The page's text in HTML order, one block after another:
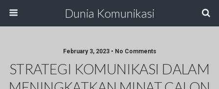
Dunia Komunikasi
February 3, 2023 • No Comments
STRATEGI KOMUNIKASI DALAM